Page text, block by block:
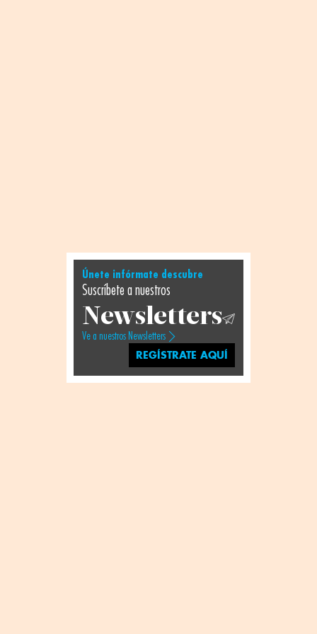
Únete infórmate descubre
Suscríbete a nuestros
Newsletters
Ve a nuestros Newsletters
REGÍSTRATE AQUÍ